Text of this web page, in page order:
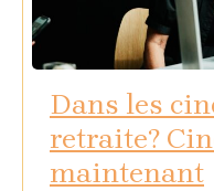
Dans les
retraite?
maintenant